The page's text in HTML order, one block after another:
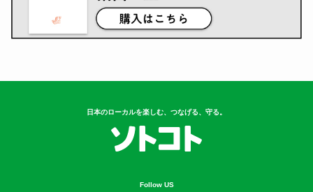
日本のローカルを楽しむ、つなげる、守る。
Follow US